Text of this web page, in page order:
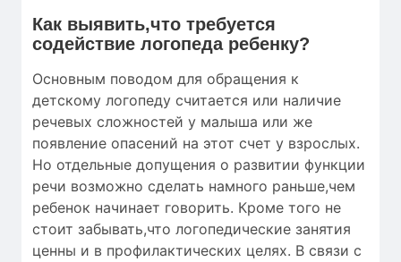
Как выявить,что требуется
содействие логопеда ребенку?
Основным поводом для обращения к
детскому логопеду считается или наличие
речевых сложностей у малыша или же
появление опасений на этот счет у взрослых.
Но отдельные допущения о развитии функции
речи возможно сделать намного раньше,чем
ребенок начинает говорить. Кроме того не
стоит забывать,что логопедические занятия
ценны и в профилактических целях. В связи с